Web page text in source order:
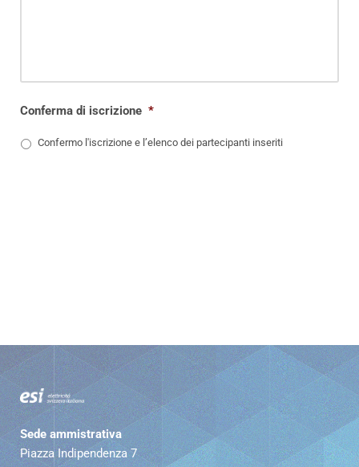
Conferma di iscrizione *
Confermo l'iscrizione e l’elenco dei partecipanti inseriti
Sede ammistrativa
Piazza Indipendenza 7